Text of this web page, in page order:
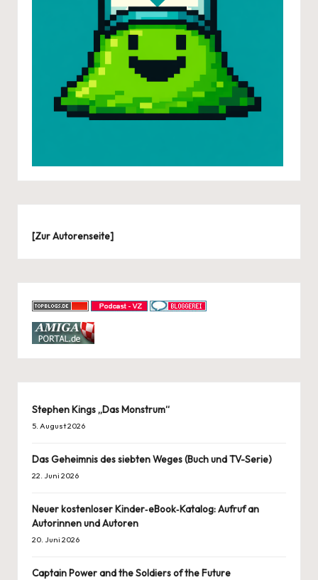
[Zur Autorenseite]
Stephen Kings „Das Monstrum“
5. August 2026
Das Geheimnis des siebten Weges (Buch und TV-Serie)
22. Juni 2026
Neuer kostenloser Kinder‑eBook‑Katalog: Aufruf an
Autorinnen und Autoren
20. Juni 2026
Captain Power and the Soldiers of the Future